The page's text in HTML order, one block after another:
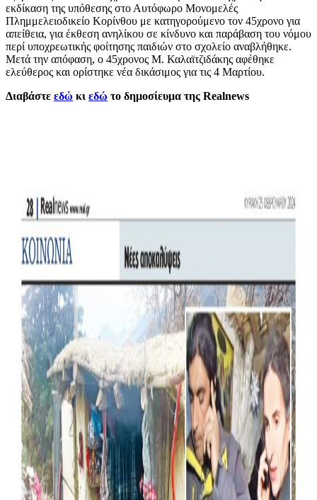
εκδίκαση της υπόθεσης στο Αυτόφωρο Μονομελές
Πλημμελειοδικείο Κορίνθου με κατηγορούμενο τον 45χρονο για
απείθεια, για έκθεση ανηλίκου σε κίνδυνο και παράβαση του νόμου
περί υποχρεωτικής φοίτησης παιδιών στο σχολείο αναβλήθηκε.
Μετά την απόφαση, ο 45χρονος Μ. Καλαϊτζιδάκης αφέθηκε
ελεύθερος και ορίστηκε νέα δικάσιμος για τις 4 Μαρτίου.
Διαβάστε εδώ κι εδώ το δημοσίευμα της Realnews